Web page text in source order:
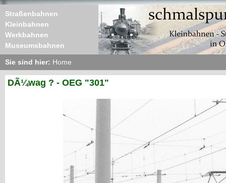
Straßenbahnen
Kleinbahnen
Werkbahnen
Museumsbahnen
Sie sind hier: Home
DÃ¼wag ? - OEG "301"